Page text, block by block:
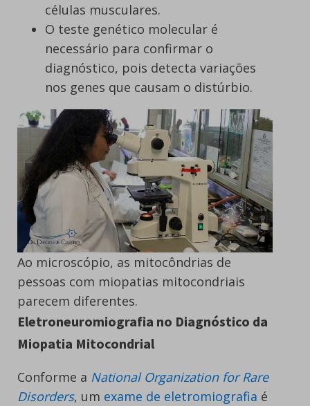
células musculares.
O teste genético molecular é
necessário para confirmar o
diagnóstico, pois detecta variações
nos genes que causam o distúrbio.
Ao microscópio, as mitocôndrias de
pessoas com miopatias mitocondriais
parecem diferentes.
Eletroneuromiografia no Diagnóstico da
Miopatia Mitocondrial
Conforme a National Organization for Rare
Disorders, um exame de eletromiografia é